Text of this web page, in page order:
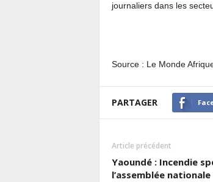
journaliers dans les
Source : Le Monde
PARTAGER
Article précédent
Yaoundé : Incendie
l’assemblée nationale